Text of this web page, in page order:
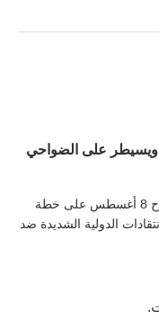
ويسيطر على الضواحي
[…] مجلس الوزراء الإسرائيلي قد وافق صباح 8 أغسطس على خطة
الدولية الشديدة ضد